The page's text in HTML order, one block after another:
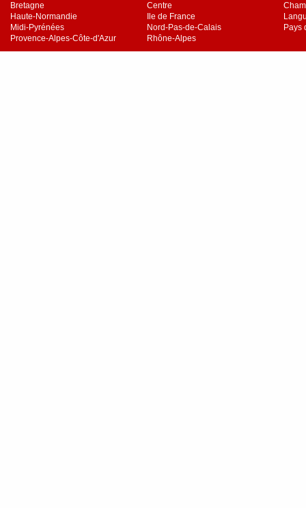
Bretagne
Centre
Haute-Normandie
Ile de France
Midi-Pyrénées
Nord-Pas-de-Calais
Pays
Provence-Alpes-Côte-d'Azur
Rhône-Alpes